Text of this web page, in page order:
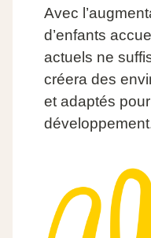
Avec
d’enfants
actuels ne
créera des
et adaptés